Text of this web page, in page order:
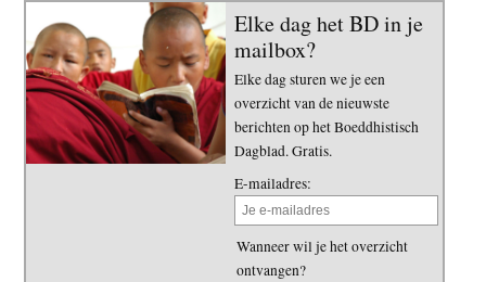
Elke dag het BD in je
mailbox?
Elke dag sturen we je een
overzicht van de nieuwste
berichten op het Boeddhistisch
Dagblad. Gratis.
E-mailadres:
Wanneer wil je het overzicht
ontvangen?